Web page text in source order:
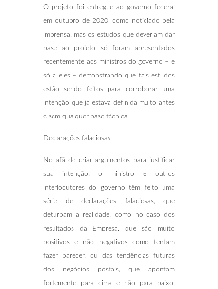
O projeto foi entregue ao governo federal
em outubro de 2020, como noticiado pela
imprensa, mas os estudos que deveriam dar
base ao projeto só foram apresentados
recentemente aos ministros do governo – e
só a eles – demonstrando que tais estudos
estão sendo feitos para corroborar uma
intenção que já estava definida muito antes
e sem qualquer base técnica.
Declarações falaciosas
No afã de criar argumentos para justificar
sua intenção, o ministro e outros
interlocutores do governo têm feito uma
série de declarações falaciosas, que
deturpam a realidade, como no caso dos
resultados da Empresa, que são muito
positivos e não negativos como tentam
fazer parecer, ou das tendências futuras
dos negócios postais, que apontam
fortemente para cima e não para baixo,